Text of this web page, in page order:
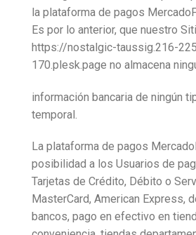
la plataforma de pagos
Es por lo anterior, que nuestro
https://nostalgic-taussig.216-
170.plesk.page no almacena
información bancaria de ningún
temporal.
La plataforma de pagos
posibilidad a los Usuarios de
Tarjetas de Crédito, Débito o
MasterCard, American Express,
bancos, pago en efectivo en